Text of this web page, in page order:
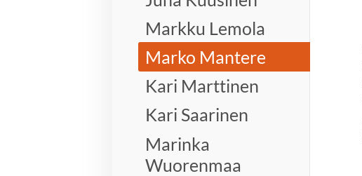
Markku Lemola
Marko Mantere
Kari Marttinen
Kari Saarinen
Marinka
Wuorenmaa